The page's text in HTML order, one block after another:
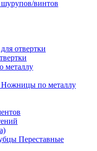
шурупов/винтов
отвертки
металлу
Ножницы по металлу
Переставные